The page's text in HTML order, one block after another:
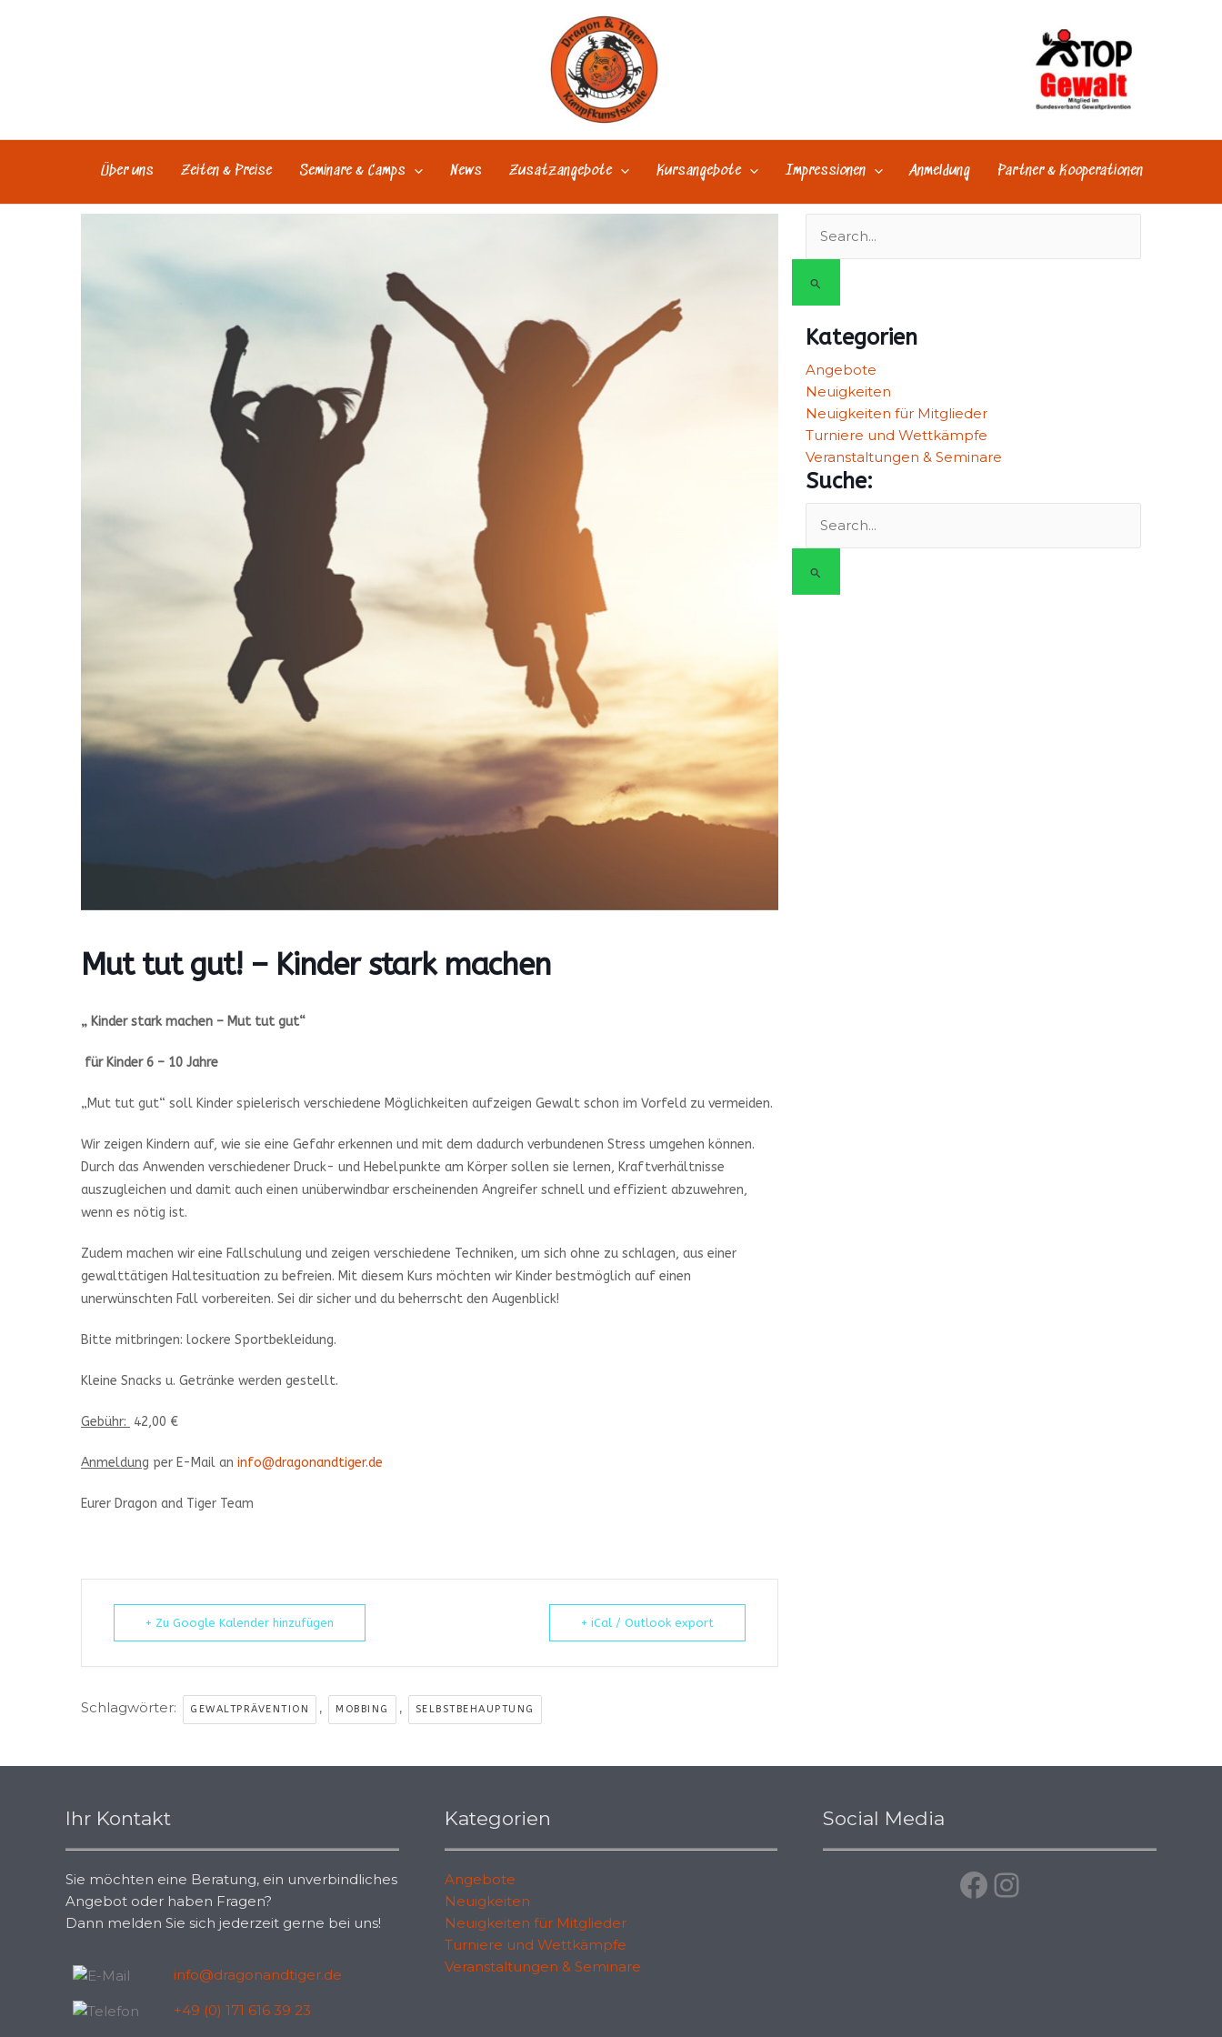
Über uns Zeiten & Preise Seminare & Camps News Zusatzangebote Kursangebote Impressionen Anmeldung Partner & Kooperationen
Mut tut gut! – Kinder stark machen
„ Kinder stark machen – Mut tut gut“
für Kinder 6 – 10 Jahre
„Mut tut gut“ soll Kinder spielerisch verschiedene Möglichkeiten aufzeigen Gewalt schon im Vorfeld zu vermeiden.
Wir zeigen Kindern auf, wie sie eine Gefahr erkennen und mit dem dadurch verbundenen Stress umgehen können.
Durch das Anwenden verschiedener Druck- und Hebelpunkte am Körper sollen sie lernen, Kraftverhältnisse
auszugleichen und damit auch einen unüberwindbar erscheinenden Angreifer schnell und effizient abzuwehren,
wenn es nötig ist.
Zudem machen wir eine Fallschulung und zeigen verschiedene Techniken, um sich ohne zu schlagen, aus einer
gewalttätigen Haltesituation zu befreien. Mit diesem Kurs möchten wir Kinder bestmöglich auf einen
unerwünschten Fall vorbereiten. Sei dir sicher und du beherrscht den Augenblick!
Bitte mitbringen: lockere Sportbekleidung.
Kleine Snacks u. Getränke werden gestellt.
Gebühr: 42,00 €
Anmeldung per E-Mail an info@dragonandtiger.de
Eurer Dragon and Tiger Team
+ Zu Google Kalender hinzufügen + iCal / Outlook export
Schlagwörter: GEWALTPRÄVENTION , MOBBING , SELBSTBEHAUPTUNG
Suchen
nach:
Kategorien
Angebote
Neuigkeiten
Neuigkeiten für Mitglieder
Turniere und Wettkämpfe
Veranstaltungen & Seminare
Suche:
Suchen
nach:
Ihr Kontakt
Sie möchten eine Beratung, ein unverbindliches
Angebot oder haben Fragen?
Dann melden Sie sich jederzeit gerne bei uns!
info@dragonandtiger.de
+49 (0) 171 616 39 23
Kategorien
Angebote
Neuigkeiten
Neuigkeiten für Mitglieder
Turniere und Wettkämpfe
Veranstaltungen & Seminare
Social Media